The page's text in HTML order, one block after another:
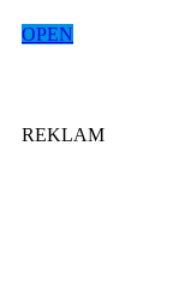
OPEN
REKLAM